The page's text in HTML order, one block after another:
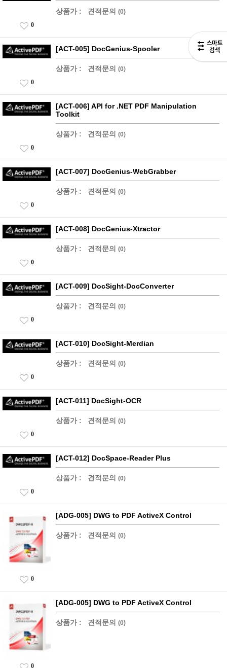
상품가 : 견적문의 (0)
0
[ACT-005] DocGenius-Spooler
상품가 : 견적문의 (0)
0
[ACT-006] API for .NET PDF Manipulation
Toolkit
상품가 : 견적문의 (0)
0
[ACT-007] DocGenius-WebGrabber
상품가 : 견적문의 (0)
0
[ACT-008] DocGenius-Xtractor
상품가 : 견적문의 (0)
0
[ACT-009] DocSight-DocConverter
상품가 : 견적문의 (0)
0
[ACT-010] DocSight-Merdian
상품가 : 견적문의 (0)
0
[ACT-011] DocSight-OCR
상품가 : 견적문의 (0)
0
[ACT-012] DocSpace-Reader Plus
상품가 : 견적문의 (0)
0
[ADG-005] DWG to PDF ActiveX Control
상품가 : 견적문의 (0)
0
[ADG-005] DWG to PDF ActiveX Control
상품가 : 견적문의 (0)
0